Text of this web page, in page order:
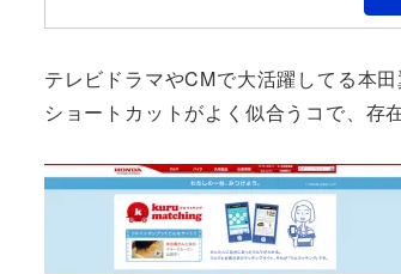
テレビドラマやCMで大活躍してる本
ショートカットがよく似合うコで、存